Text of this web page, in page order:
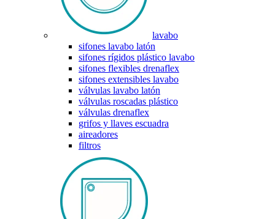
lavabo
sifones lavabo latón
sifones rígidos plástico lavabo
sifones flexibles drenaflex
sifones extensibles lavabo
válvulas lavabo latón
válvulas roscadas plástico
válvulas drenaflex
grifos y llaves escuadra
aireadores
filtros